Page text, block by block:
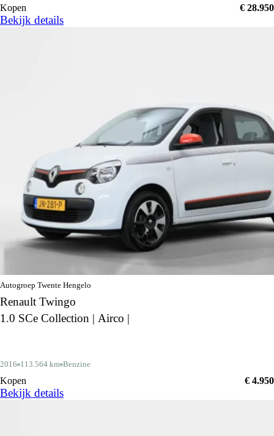
Kopen € 28.950
Bekijk details
Autogroep Twente Hengelo
Renault Twingo
1.0 SCe Collection | Airco |
2016 113.564 km Benzine
Kopen € 4.950
Bekijk details